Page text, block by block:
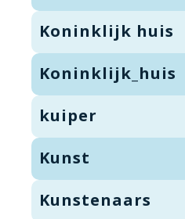
Koninklijk huis
Koninklijk_huis
kuiper
Kunst
Kunstenaars